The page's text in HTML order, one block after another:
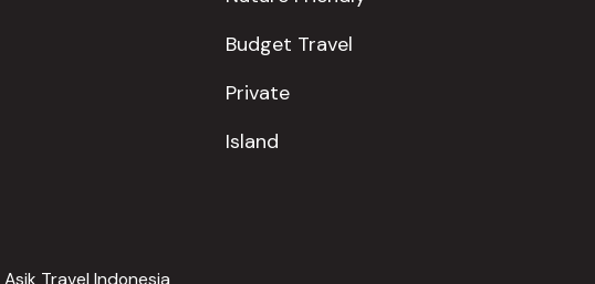
Budget Travel
Private
Island
Asik Travel Indonesia